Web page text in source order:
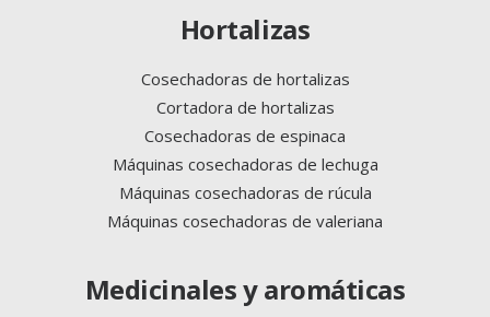
Hortalizas
Cosechadoras de hortalizas
Cortadora de hortalizas
Cosechadoras de espinaca
Máquinas cosechadoras de lechuga
Máquinas cosechadoras de rúcula
Máquinas cosechadoras de valeriana
Medicinales y aromáticas